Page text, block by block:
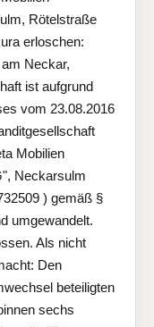
Rötelstraße
erloschen:
Neckar,
ist aufgrund
vom 23.08.2016
Mobilien
Neckarsulm
) gemäß §
umgewandelt.
Als nicht
Den
beteiligten
sechs